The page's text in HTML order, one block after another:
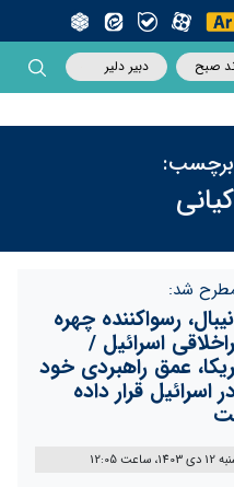
صبح دبیر دلیر
برچسب:
شد:
رسواکننده چهره
اسرائیل /
عمق راهبردی خود
اسرائیل قرار داده
ساعت 12:05